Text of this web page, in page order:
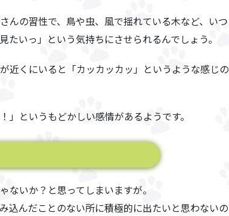
んの習性で、鳥や虫、風で揺れている木など、 いつ
いっ」という気持ちにさせられるんでしょう。
近くにいると「カッカッカッ」というような感じの
というもどかしい感情があるようです。
ないか？と思ってしまいますが。
込んだことのない所に積極的に出たいと思わないの